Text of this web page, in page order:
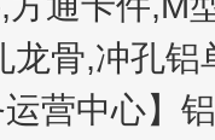
龙骨,冲孔
营中心】